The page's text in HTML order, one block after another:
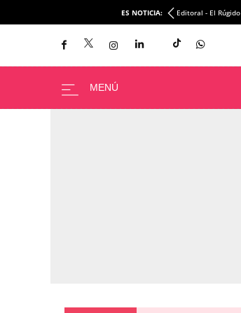
ES NOTICIA: Editoral - El Rúgido